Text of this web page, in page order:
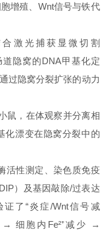
增殖、 Wnt信号与铁代
激光捕获显微切割
隐窝的DNA甲基化定
过隐窝分裂扩张的动力
鼠，在体观察并分离相
化漂变在隐窝分裂中的
活性测定、染色质免疫
）及基因敲除/过表达
证了 “炎症/Wnt信号减
→ 细胞内 Fe²⁺减少
→